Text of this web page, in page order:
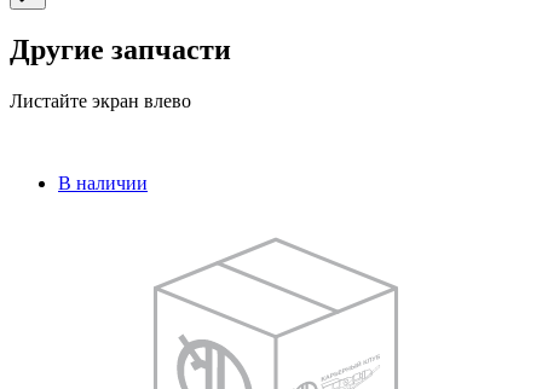
Другие запчасти
Листайте экран влево
В наличии